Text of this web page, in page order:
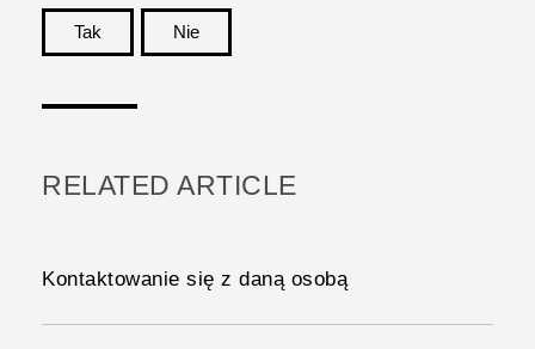
Tak
Nie
RELATED ARTICLE
Kontaktowanie się z daną osobą